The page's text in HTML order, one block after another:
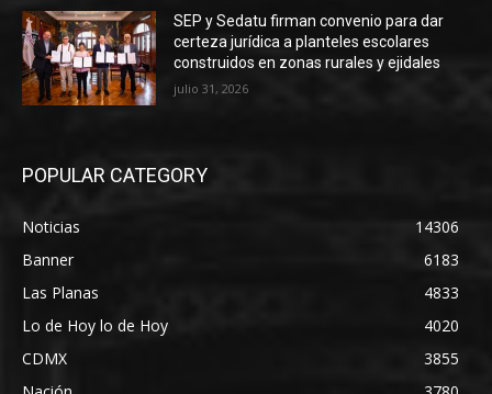
SEP y Sedatu firman convenio para dar
certeza jurídica a planteles escolares
construidos en zonas rurales y ejidales
julio 31, 2026
POPULAR CATEGORY
Noticias
14306
Banner
6183
Las Planas
4833
Lo de Hoy lo de Hoy
4020
CDMX
3855